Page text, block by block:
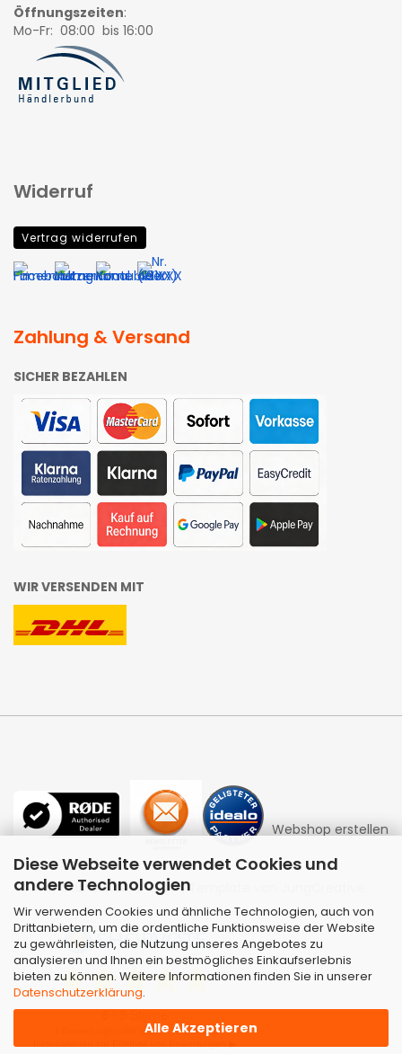
Diese Webseite verwendet Cookies und
andere Technologien
Wir verwenden Cookies und ähnliche Technologien, auch von
Drittanbietern, um die ordentliche Funktionsweise der Website
zu gewährleisten, die Nutzung unseres Angebotes zu
analysieren und Ihnen ein bestmögliches Einkaufserlebnis
bieten zu können. Weitere Informationen finden Sie in unserer
Datenschutzerklärung.
Alle Akzeptieren
Öffnungszeiten:
Mo-Fr: 08:00 bis 16:00
Widerruf
Vertrag widerrufen
Zahlung & Versand
SICHER BEZAHLEN
WIR VERSENDEN MIT
Webshop erstellen
mit Gambio.de © 2026 | Template von